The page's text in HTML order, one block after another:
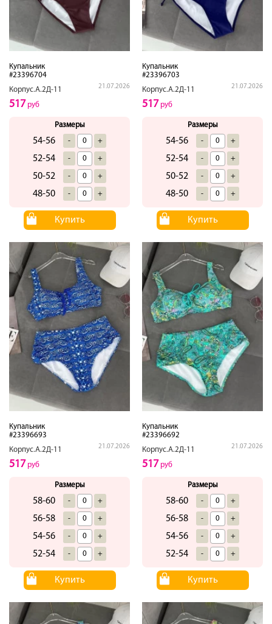
Купальник
#23396704
Корпус.А.2Д-11
21.07.2026
517 руб
Размеры
54-56 - +
52-54 - +
50-52 - +
48-50 - +
Купить
Купальник
#23396703
Корпус.А.2Д-11
21.07.2026
517 руб
Размеры
54-56 - +
52-54 - +
50-52 - +
48-50 - +
Купить
Купальник
#23396693
Корпус.А.2Д-11
21.07.2026
517 руб
Размеры
58-60 - +
56-58 - +
54-56 - +
52-54 - +
Купить
Купальник
#23396692
Корпус.А.2Д-11
21.07.2026
517 руб
Размеры
58-60 - +
56-58 - +
54-56 - +
52-54 - +
Купить